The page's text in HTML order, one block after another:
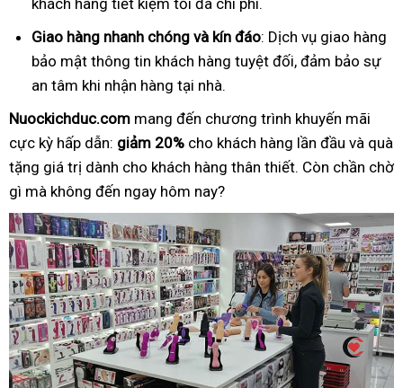
Giao hàng nhanh chóng và kín đáo: Dịch vụ giao hàng
bảo mật thông tin khách hàng tuyệt đối, đảm bảo sự
an tâm khi nhận hàng tại nhà.
Nuockichduc.com mang đến chương trình khuyến mãi
cực kỳ hấp dẫn: giảm 20% cho khách hàng lần đầu và quà
tặng giá trị dành cho khách hàng thân thiết. Còn chần chờ
gì mà không đến ngay hôm nay?